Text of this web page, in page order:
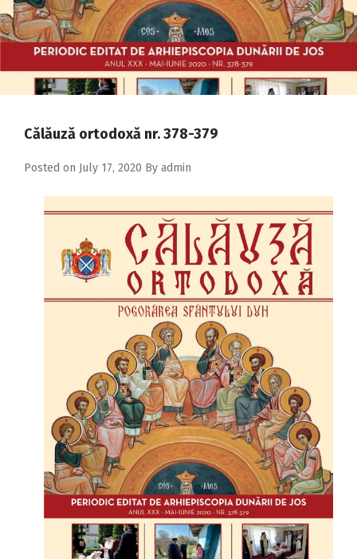
2018
2017
2015
2014
Călăuză ortodoxă nr. 378-379
Posted on July 17, 2020 By admin